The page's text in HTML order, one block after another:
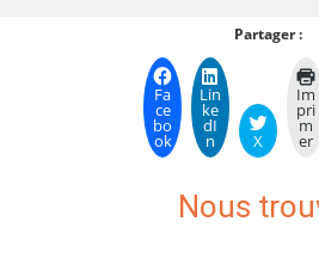
Partager :
Fa
ce
bo
ok
Lin
ke
dI
n X
Im
pri
m
er
Nous